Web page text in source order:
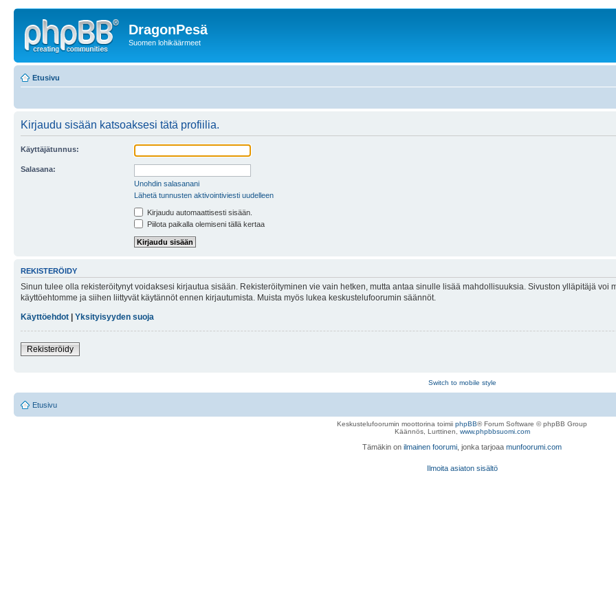
DragonPesä
Suomen lohikäärmeet
Etusivu
Kirjaudu sisään katsoaksesi tätä profiilia.
Käyttäjätunnus:
Salasana:
Unohdin salasanani
Lähetä tunnusten aktivointiviesti uudelleen
Kirjaudu automaattisesti sisään.
Piilota paikalla olemiseni tällä kertaa
REKISTERÖIDY
Sinun tulee olla rekisteröitynyt voidaksesi kirjautua sisään. Rekisteröityminen vie vain hetken, mutta antaa sinulle lisää mahdollisuuksia. Sivuston ylläpitäjä
käyttöehtomme ja siihen liittyvät käytännöt ennen kirjautumista. Muista myös lukea keskustelufoorumin säännöt.
Käyttöehdot
Yksityisyyden suoja
Rekisteröidy
Switch to mobile style
Etusivu
Keskustelufoorumin moottorina toimii phpBB® Forum Software © phpBB Group
Käännös, Lurttinen, www.phpbbsuomi.com
Tämäkin on ilmainen foorumi , jonka tarjoaa munfoorumi.com
Ilmoita asiaton sisältö